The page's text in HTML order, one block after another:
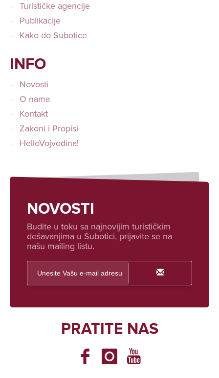
Turističke agencije
Publikacije
Kako do Subotice
INFO
Novosti
O nama
Kontakt
Zakoni i Propisi
HelloVojvodina!
NOVOSTI
Budite u toku sa najnovijim turističkim
dešavanjima u Subotici, prijavite se na
našu mailing listu.
PRATITE NAS